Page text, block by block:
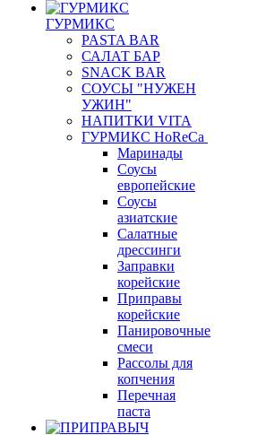
ГУРМИКС
PASTA BAR
САЛАТ БАР
SNACK BAR
СОУСЫ "НУЖЕН
УЖИН"
НАПИТКИ VITA
ГУРМИКС HoReCa
Маринады
Соусы
европейские
Соуcы
азиатские
Салатные
дрессинги
Заправки
корейские
Приправы
корейские
Панировочные
смеси
Рассолы для
копчения
Перечная
паста